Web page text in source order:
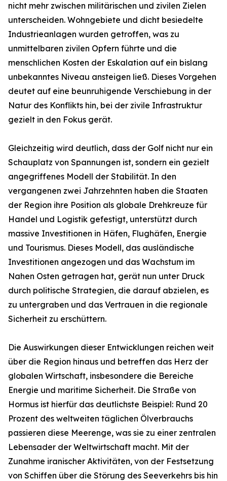
nicht mehr zwischen militärischen und zivilen Zielen
unterscheiden. Wohngebiete und dicht besiedelte
Industrieanlagen wurden getroffen, was zu
unmittelbaren zivilen Opfern führte und die
menschlichen Kosten der Eskalation auf ein bislang
unbekanntes Niveau ansteigen ließ. Dieses Vorgehen
deutet auf eine beunruhigende Verschiebung in der
Natur des Konflikts hin, bei der zivile Infrastruktur
gezielt in den Fokus gerät.
Gleichzeitig wird deutlich, dass der Golf nicht nur ein
Schauplatz von Spannungen ist, sondern ein gezielt
angegriffenes Modell der Stabilität. In den
vergangenen zwei Jahrzehnten haben die Staaten
der Region ihre Position als globale Drehkreuze für
Handel und Logistik gefestigt, unterstützt durch
massive Investitionen in Häfen, Flughäfen, Energie
und Tourismus. Dieses Modell, das ausländische
Investitionen angezogen und das Wachstum im
Nahen Osten getragen hat, gerät nun unter Druck
durch politische Strategien, die darauf abzielen, es
zu untergraben und das Vertrauen in die regionale
Sicherheit zu erschüttern.
Die Auswirkungen dieser Entwicklungen reichen weit
über die Region hinaus und betreffen das Herz der
globalen Wirtschaft, insbesondere die Bereiche
Energie und maritime Sicherheit. Die Straße von
Hormus ist hierfür das deutlichste Beispiel: Rund 20
Prozent des weltweiten täglichen Ölverbrauchs
passieren diese Meerenge, was sie zu einer zentralen
Lebensader der Weltwirtschaft macht. Mit der
Zunahme iranischer Aktivitäten, von der Festsetzung
von Schiffen über die Störung des Seeverkehrs bis hin